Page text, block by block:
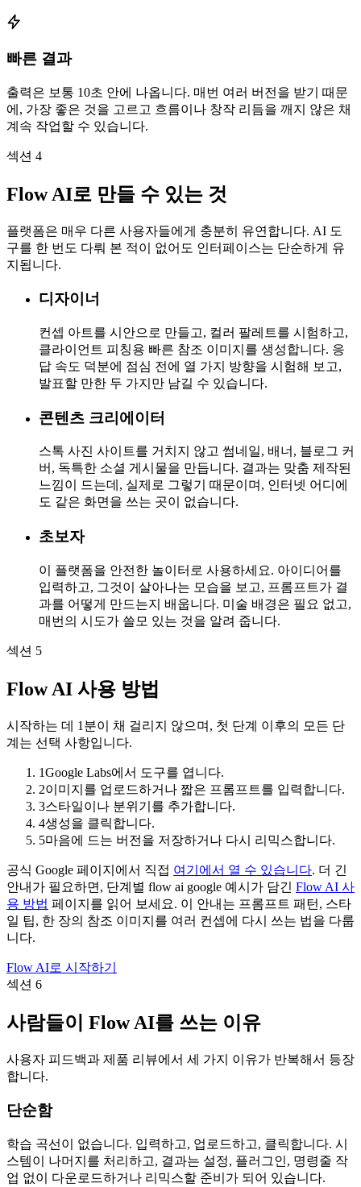
빠른 결과
출력은 보통 10초 안에 나옵니다. 매번 여러 버전을 받기 때문
에, 가장 좋은 것을 고르고 흐름이나 창작 리듬을 깨지 않은 채
계속 작업할 수 있습니다.
섹션 4
Flow AI로 만들 수 있는 것
플랫폼은 매우 다른 사용자들에게 충분히 유연합니다. AI 도
구를 한 번도 다뤄 본 적이 없어도 인터페이스는 단순하게 유
지됩니다.
디자이너
컨셉 아트를 시안으로 만들고, 컬러 팔레트를 시험하고,
클라이언트 피칭용 빠른 참조 이미지를 생성합니다. 응
답 속도 덕분에 점심 전에 열 가지 방향을 시험해 보고,
발표할 만한 두 가지만 남길 수 있습니다.
콘텐츠 크리에이터
스톡 사진 사이트를 거치지 않고 썸네일, 배너, 블로그 커
버, 독특한 소셜 게시물을 만듭니다. 결과는 맞춤 제작된
느낌이 드는데, 실제로 그렇기 때문이며, 인터넷 어디에
도 같은 화면을 쓰는 곳이 없습니다.
초보자
이 플랫폼을 안전한 놀이터로 사용하세요. 아이디어를
입력하고, 그것이 살아나는 모습을 보고, 프롬프트가 결
과를 어떻게 만드는지 배웁니다. 미술 배경은 필요 없고,
매번의 시도가 쓸모 있는 것을 알려 줍니다.
섹션 5
Flow AI 사용 방법
시작하는 데 1분이 채 걸리지 않으며, 첫 단계 이후의 모든 단
계는 선택 사항입니다.
1Google Labs에서 도구를 엽니다.
2이미지를 업로드하거나 짧은 프롬프트를 입력합니다.
3스타일이나 분위기를 추가합니다.
4생성을 클릭합니다.
5마음에 드는 버전을 저장하거나 다시 리믹스합니다.
공식 Google 페이지에서 직접 여기에서 열 수 있습니다. 더 긴
안내가 필요하면, 단계별 flow ai google 예시가 담긴 Flow AI 사
용 방법 페이지를 읽어 보세요. 이 안내는 프롬프트 패턴, 스타
일 팁, 한 장의 참조 이미지를 여러 컨셉에 다시 쓰는 법을 다룹
니다.
Flow AI로 시작하기
섹션 6
사람들이 Flow AI를 쓰는 이유
사용자 피드백과 제품 리뷰에서 세 가지 이유가 반복해서 등장
합니다.
단순함
학습 곡선이 없습니다. 입력하고, 업로드하고, 클릭합니다. 시
스템이 나머지를 처리하고, 결과는 설정, 플러그인, 명령줄 작
업 없이 다운로드하거나 리믹스할 준비가 되어 있습니다.